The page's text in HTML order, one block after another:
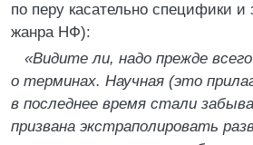
по перу касательно специфики и
жанра НФ):
«Видите ли, надо прежде
о терминах. Научная (это
в последнее время стали
призвана экстраполировать